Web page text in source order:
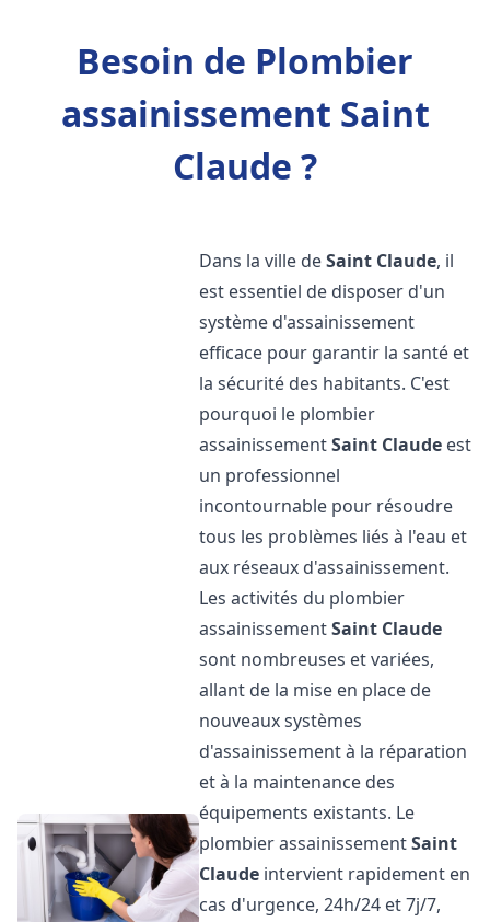
Besoin de Plombier
assainissement Saint
Claude ?
Dans la ville deSaint Claude, il
est essentiel de disposer d'un
système d'assainissement
efficace pour garantir la santé et
la sécurité des habitants. C'est
pourquoi le plombier
assainissementSaint Claude est
un professionnel
incontournable pour résoudre
tous les problèmes liés à l'eau et
aux réseaux d'assainissement.
Les activités du plombier
assainissementSaint Claude
sont nombreuses et variées,
allant de la mise en place de
nouveaux systèmes
d'assainissement à la réparation
et à la maintenance des
équipements existants. Le
plombier assainissementSaint
Claude intervient rapidement en
cas d'urgence, 24h/24 et 7j/7,